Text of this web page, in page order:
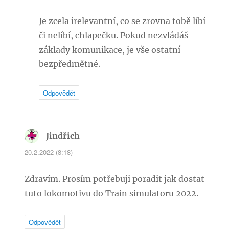
Je zcela irelevantní, co se zrovna tobě líbí
či nelíbí, chlapečku. Pokud nezvládáš
základy komunikace, je vše ostatní
bezpředmětné.
Odpovědět
Jindřich
20.2.2022 (8:18)
Zdravím. Prosím potřebuji poradit jak dostat
tuto lokomotivu do Train simulatoru 2022.
Odpovědět